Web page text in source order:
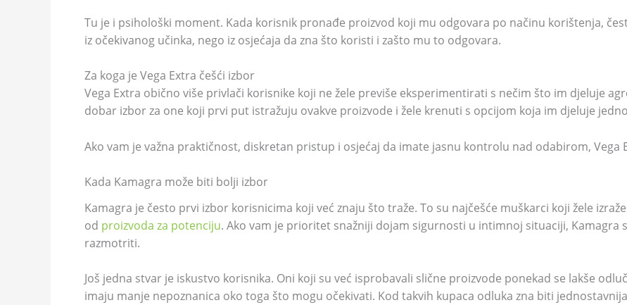
Tu je i psihološki moment. Kada korisnik pronađe proizvod koji mu odgovara po načinu korištenja,
iz očekivanog učinka, nego iz osjećaja da zna što koristi i zašto mu to odgovara.
Za koga je Vega Extra češći izbor
Vega Extra obično više privlači korisnike koji ne žele previše eksperimentirati s nečim što im djeluje
dobar izbor za one koji prvi put istražuju ovakve proizvode i žele krenuti s opcijom koja im djeluje
Ako vam je važna praktičnost, diskretan pristup i osjećaj da imate jasnu kontrolu nad odabirom, Vega
Kada Kamagra može biti bolji izbor
Kamagra je često prvi izbor korisnicima koji već znaju što traže. To su najčešće muškarci koji žele
od proizvoda za potenciju. Ako vam je prioritet snažniji dojam sigurnosti u intimnoj situaciji, Kamagra
razmotriti.
Još jedna stvar je iskustvo korisnika. Oni koji su već isprobavali slične proizvode ponekad se lakše
imaju manje nepoznanica oko toga što mogu očekivati. Kod takvih kupaca odluka zna biti